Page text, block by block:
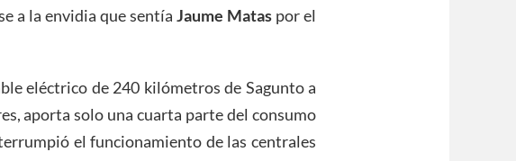
a la envidia que sentía Jaume Matas por el
eléctrico de 240 kilómetros de Sagunto a
aporta solo una cuarta parte del consumo
el funcionamiento de las centrales